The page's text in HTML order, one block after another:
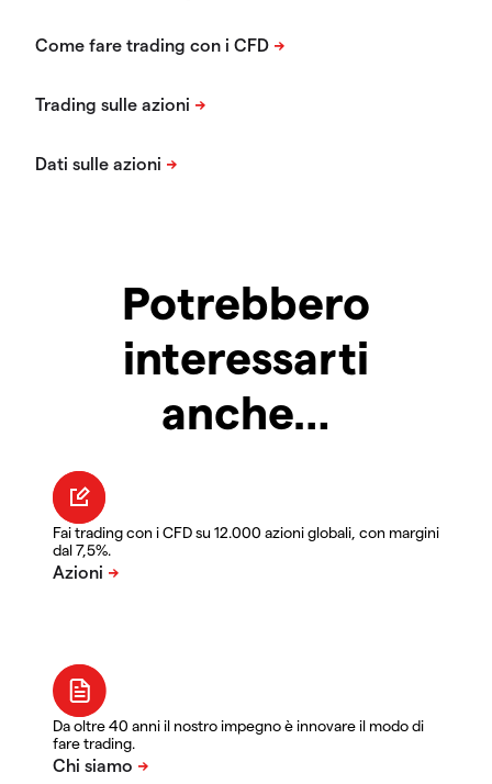
Potrebbero
interessarti
anche…
Fai trading con i CFD su 12.000 azioni globali, con margini
dal 7,5%.
Da oltre 40 anni il nostro impegno è innovare il modo di
fare trading.